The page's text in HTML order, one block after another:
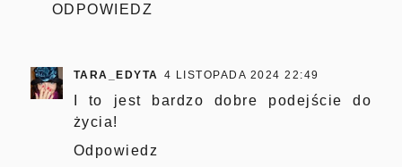
ODPOWIEDZ
TARA_EDYTA 4 LISTOPADA 2024 22:49
I to jest bardzo dobre podejście do
życia!
Odpowiedz